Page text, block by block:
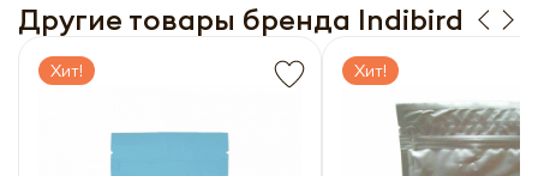
Другие товары бренда Indibird
Хит! Хит!